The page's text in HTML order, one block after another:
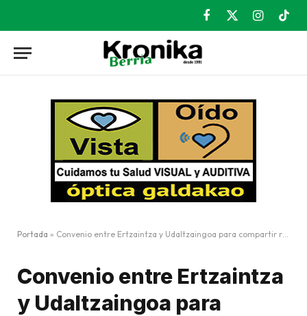
Facebook
X
Instagram
Portada » Convenio entre Ertzaintza y Udaltzaingoa para compartir recursos e información en tiempo real
Convenio entre Ertzaintza
y Udaltzaingoa para